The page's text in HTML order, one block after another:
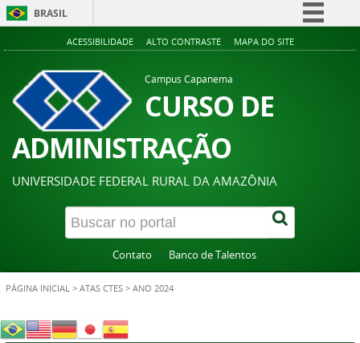
BRASIL
Simplifique!
Acesso à informação
Legislação
ACESSIBILIDADE ALTO CONTRASTE MAPA DO SITE
Campus Capanema
CURSO DE
ADMINISTRAÇÃO
UNIVERSIDADE FEDERAL RURAL DA AMAZÔNIA
Contato Banco de Talentos
PÁGINA INICIAL > ATAS CTES > ANO 2024